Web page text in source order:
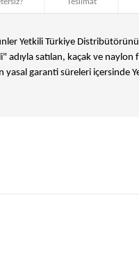
Yetkili Türkiye
adıyla satılan, kaçak ve
garanti süreleri içersinde